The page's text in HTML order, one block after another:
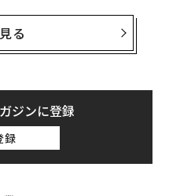
（Qichacha）によると、
は現在、ワハハの会長で
である同社の大株主とな
年に保有資産80億ドル
にも100億ドル（約1兆5
返り咲いていた。
国のペパーダイン大学を
る
ジンに登録
録